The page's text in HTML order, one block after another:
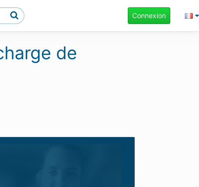
Connexion
de